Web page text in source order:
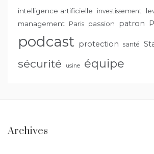
intelligence artificielle investissement
management
Paris passion patron
podcast protection santé
sécurité usine équipe
Archives